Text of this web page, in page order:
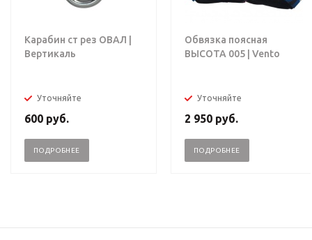
Карабин ст рез ОВАЛ |
Вертикаль
Уточняйте
600 руб.
ПОДРОБНЕЕ
Обвязка поясная
ВЫСОТА 005 | Vento
Уточняйте
2 950 руб.
ПОДРОБНЕЕ